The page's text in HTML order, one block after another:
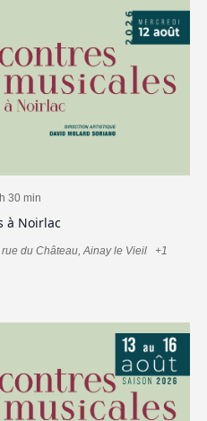
à Noirlac
30 min
rue du Château, Ainay le Vieil
+1